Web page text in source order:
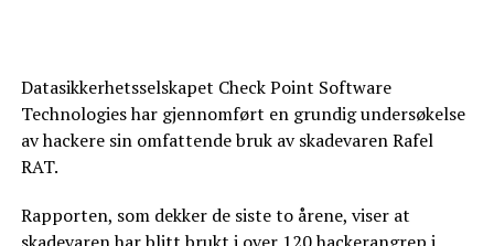
Datasikkerhetsselskapet Check Point Software
Technologies har gjennomført en grundig undersøkelse
av hackere sin omfattende bruk av skadevaren Rafel
RAT.
Rapporten, som dekker de siste to årene, viser at